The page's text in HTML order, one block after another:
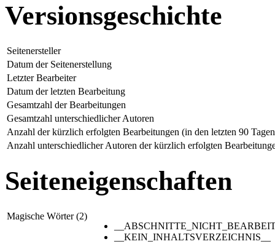
Versionsgeschichte
Seitenersteller
Datum der Seitenerstellung
Letzter Bearbeiter
Datum der letzten Bearbeitung
Gesamtzahl der Bearbeitungen
Gesamtzahl unterschiedlicher Autoren
Anzahl der kürzlich erfolgten Bearbeitungen (in den letzten 90
Anzahl unterschiedlicher Autoren der kürzlich erfolgten
Seiteneigenschaften
Magische Wörter (2)
__KEIN_INHALTSVERZEICHNIS__